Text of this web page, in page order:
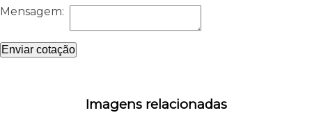
Mensagem:
Enviar cotação
Imagens relacionadas